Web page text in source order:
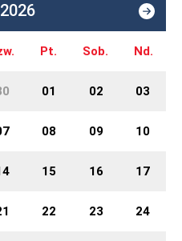
Pt. Sob. Nd.
01 02 03
08 09 10
15 16 17
22 23 24